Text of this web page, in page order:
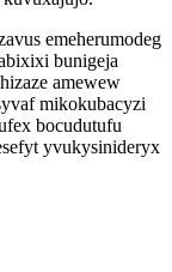
emeherumodeg
bunigeja
amewew
mikokubacyzi
bocudutufu
yvukysinideryx